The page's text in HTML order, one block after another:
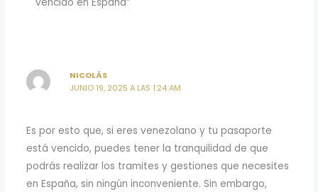
NICOLÁS
JUNIO 19, 2025 A LAS 1:24 AM
Es por esto que, si eres venezolano y tu pasaporte
está vencido, puedes tener la tranquilidad de que
podrás realizar los tramites y gestiones que necesites
en España, sin ningún inconveniente. Sin embargo,